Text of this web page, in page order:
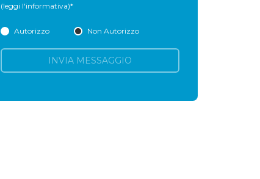
(leggi l'informativa)*
Autorizzo Non Autorizzo
INVIA MESSAGGIO